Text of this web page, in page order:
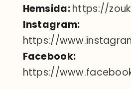
Hemsida:https://
Instagram:
https://
Facebook:
https://